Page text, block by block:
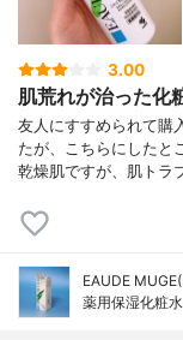
3.00
肌荒れが治った化
友人にすすめられて購
たが、こちらにしたと
乾燥肌ですが、肌トラ
EAUDE
薬用保湿化粧水